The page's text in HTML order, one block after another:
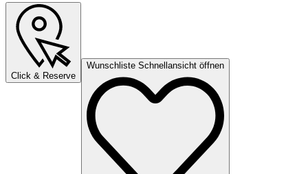
Click & Reserve
Wunschliste Schnellansicht öffnen